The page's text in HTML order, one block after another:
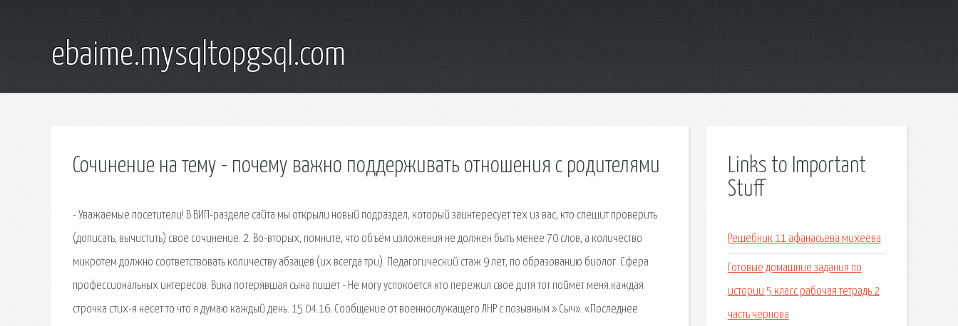
ebaime.mysqltopgsql.com
Сочинение на тему - почему важно поддерживать отношения с родителями
- Уважаемые посетители! В ВИП-разделе сайта мы открыли новый подраздел, который заинтересует тех из вас, кто спешит проверить
(дописать, вычистить) свое сочинение. 2. Во-вторых, помните, что объём изложения не должен быть менее 70 слов, а количество
микротем должно соответствовать количеству абзацев (их всегда три). Педагогический стаж 9 лет, по образованию биолог. Сфера
профессиональных интересов. Вика потерявшая сына пишет - Не могу успокоется кто пережил свое дитя тот поймет меня.каждая
строчка стих-я несет то что я думаю каждый день. 15.04.16. Сообщение от военнослужащего ЛНР с позывным » Сыч». «Последнее
Links to Important
Stuff
Решебник 11 афанасьева михеева
Готовые домашние задания по
истории 5 класс рабочая тетрадь 2
часть чернова